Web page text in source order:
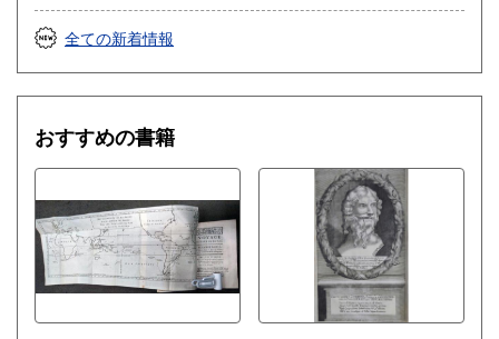
全ての新着情報
おすすめの書籍